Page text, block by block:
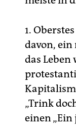
1.
davon, ein
das
„Trink
einen